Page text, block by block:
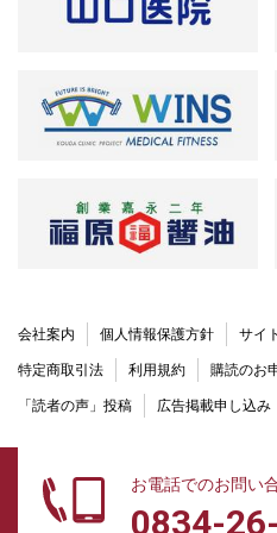
会社案内 個人情報保護方針 サイ
特定商取引法 利用規約 購読のお
「読者の声」投稿 広告掲載申し込み
お電話でのお問い
0834-